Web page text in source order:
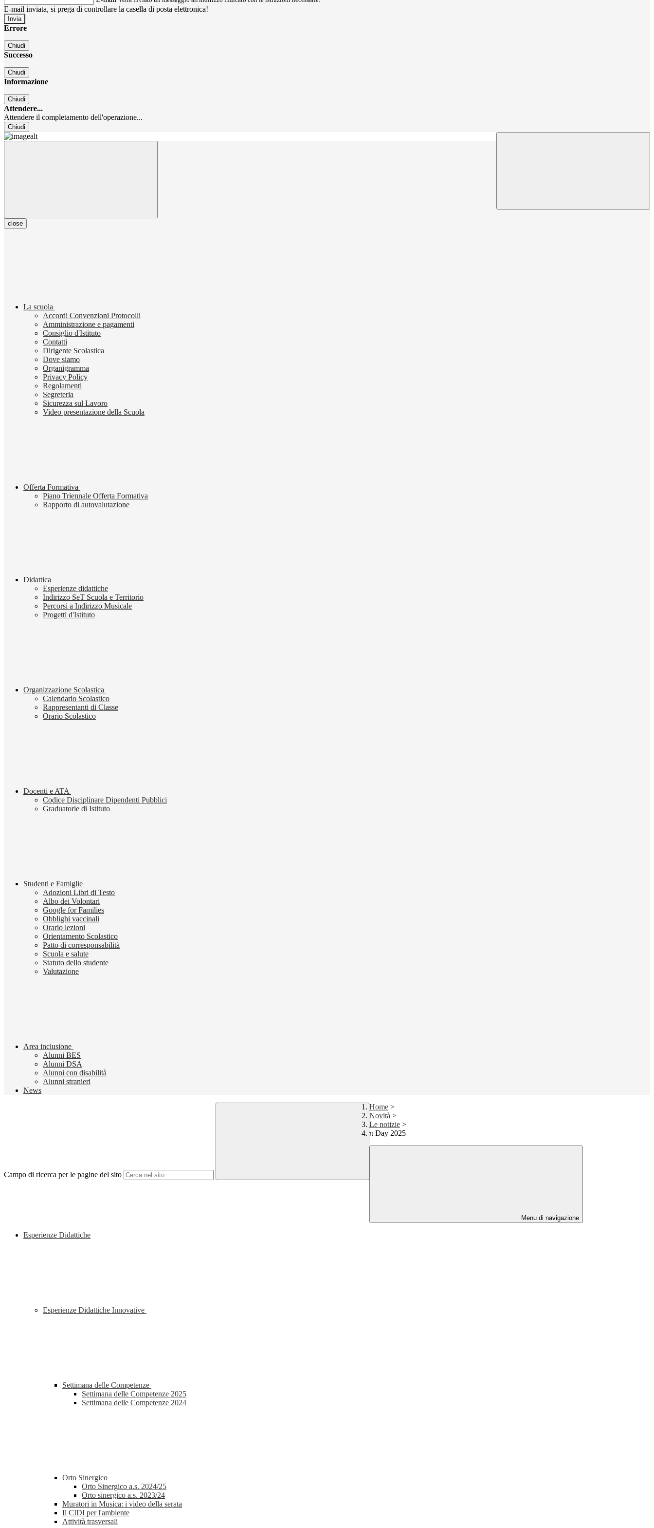
E-mail inviata, si prega di controllare la casella di posta elettronica!
Errore
Chiudi
Successo
Chiudi
Informazione
Chiudi
Attendere...
Attendere il completamento dell'operazione...
Chiudi
close
La scuola
Accordi Convenzioni Protocolli
Amministrazione e pagamenti
Consiglio d'Istituto
Contatti
Dirigente Scolastica
Dove siamo
Organigramma
Privacy Policy
Regolamenti
Segreteria
Sicurezza sul Lavoro
Video presentazione della Scuola
Offerta Formativa
Piano Triennale Offerta Formativa
Rapporto di autovalutazione
Didattica
Esperienze didattiche
Indirizzo SeT Scuola e Territorio
Percorsi a Indirizzo Musicale
Progetti d'Istituto
Organizzazione Scolastica
Calendario Scolastico
Rappresentanti di Classe
Orario Scolastico
Docenti e ATA
Codice Disciplinare Dipendenti Pubblici
Graduatorie di Istituto
Studenti e Famiglie
Adozioni Libri di Testo
Albo dei Volontari
Google for Families
Obblighi vaccinali
Orario lezioni
Orientamento Scolastico
Patto di corresponsabilità
Scuola e salute
Statuto dello studente
Valutazione
Area inclusione
Alunni BES
Alunni DSA
Alunni con disabilità
Alunni stranieri
News
Campo di ricerca per le pagine del sito
Home >
Novità >
Le notizie >
π Day 2025
Menu di navigazione
Esperienze Didattiche
Esperienze Didattiche Innovative
Settimana delle Competenze
Settimana delle Competenze 2025
Settimana delle Competenze 2024
Orto Sinergico
Orto Sinergico a.s. 2024/25
Orto sinergico a.s. 2023/24
Muratori in Musica: i video della serata
Il CIDI per l'ambiente
Attività trasversali